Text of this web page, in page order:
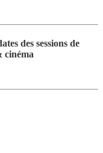
des sessions de
cinéma